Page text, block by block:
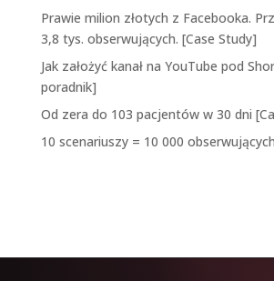
Prawie milion złotych z Facebooka.
3,8 tys. obserwujących. [Case Study]
Jak założyć kanał na YouTube pod
poradnik]
Od zera do 103 pacjentów w 30 dni
10 scenariuszy = 10 000